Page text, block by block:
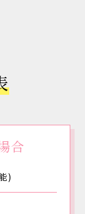
合
)